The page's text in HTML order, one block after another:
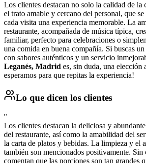
Los clientes destacan no solo la calidad de la
el trato amable y cercano del personal, que
cada visita una experiencia memorable. La
restaurante, acompañada de música típica,
familiar, perfecto para celebraciones o
una comida en buena compañía. Si buscas
con sabores auténticos y un servicio
Leganés, Madrid es, sin duda, una elección
esperamos para que repitas la experiencia!
Lo que dicen los clientes
"
Los clientes destacan la deliciosa y
del restaurante, así como la amabilidad del
la carta de platos y bebidas. La limpieza y el
también son mencionados positivamente. Sin
comentan que las porciones son tan grandes